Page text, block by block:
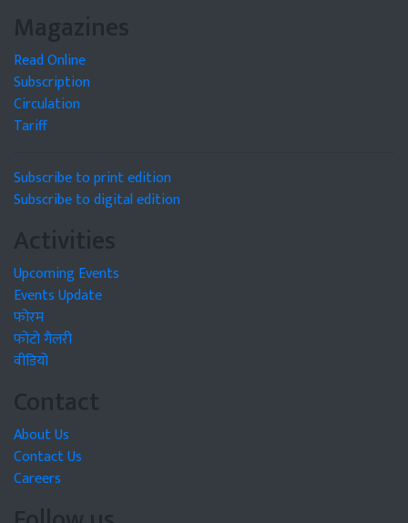
Magazines
Read Online
Subscription
Circulation
Tariff
Subscribe to print edition
Subscribe to digital edition
Activities
Upcoming Events
Events Update
फोरम
फोटो गैलरी
वीडियो
Contact
About Us
Contact Us
Careers